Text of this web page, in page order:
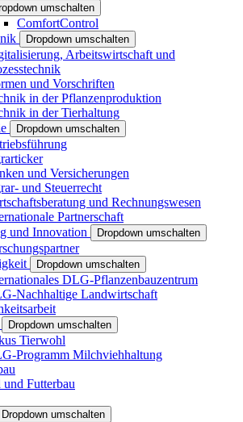
umschalten
ComfortControl
Dropdown umschalten
Arbeitswirtschaft und
und Vorschriften
in der Pflanzenproduktion
in der Tierhaltung
Dropdown umschalten
und Versicherungen
und Steuerrecht
und Rechnungswesen
Partnerschaft
und Innovation
Dropdown umschalten
Dropdown umschalten
DLG-Pflanzenbauzentrum
Nachhaltige Landwirtschaft
Dropdown umschalten
Tierwohl
Programm Milchviehhaltung
Futterbau
Dropdown umschalten